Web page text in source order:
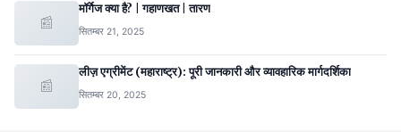
📰
मॉर्गेज क्या है? | गहाणखत | तारण
सितम्बर 21, 2025
📰
लीज़ एग्रीमेंट (महाराष्ट्र): पूरी जानकारी और व्यावहारिक मार्गदर्शिका
सितम्बर 20, 2025